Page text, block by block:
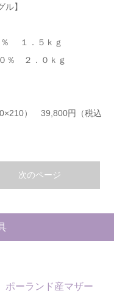
】
１．５ｋｇ
２．０ｋｇ
） 39,800円（税込
次のページ
ーランド産マザー